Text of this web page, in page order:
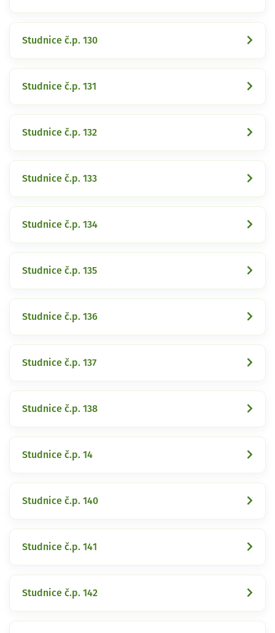
Studnice č.p. 130
Studnice č.p. 131
Studnice č.p. 132
Studnice č.p. 133
Studnice č.p. 134
Studnice č.p. 135
Studnice č.p. 136
Studnice č.p. 137
Studnice č.p. 138
Studnice č.p. 14
Studnice č.p. 140
Studnice č.p. 141
Studnice č.p. 142